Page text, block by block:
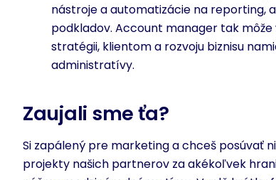
nástroje a automatizácie na reporting,
podkladov. Account manager tak
stratégii, klientom a rozvoju biznisu
administratívy.
Zaujali sme ťa?
Si zapálený pre marketing a chceš posúvať
projekty našich partnerov za akékoľvek